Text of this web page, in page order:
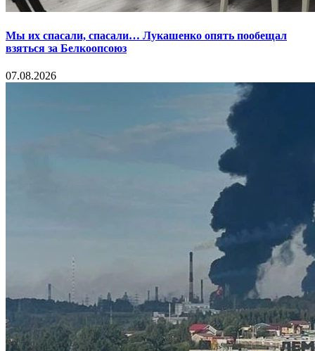
Мы их спасали, спасали… Лукашенко опять пообещал
взяться за Белкоопсоюз
07.08.2026